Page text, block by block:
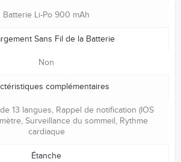
Batterie Li-Po 900 mAh
Sans Fil de la Batterie
Non
complémentaires
13 langues, Rappel de notification (IOS
Surveillance du sommeil, Rythme
cardiaque
Étanche